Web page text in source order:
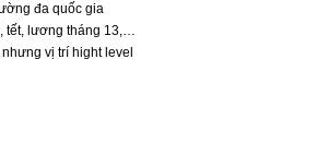
đa quốc gia
tết, lương tháng 13,…
vị trí hight level